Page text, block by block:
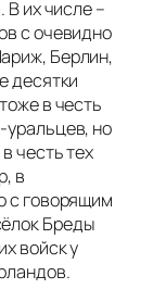
В их числе –
с очевидно
Берлин,
десятки
в честь
уральцев, но
честь тех
в
с говорящим
Бреды
войск у